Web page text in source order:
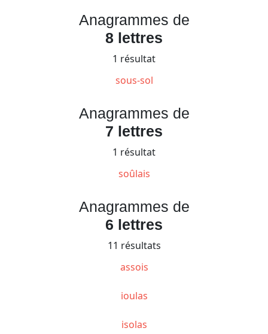
Anagrammes de
8 lettres
1 résultat
sous-sol
Anagrammes de
7 lettres
1 résultat
soûlais
Anagrammes de
6 lettres
11 résultats
assois
ioulas
isolas